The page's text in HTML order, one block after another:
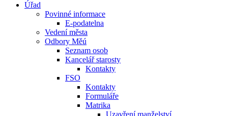
Úřad
Povinné informace
E-podatelna
Vedení města
Odbory Měú
Seznam osob
Kancelář starosty
Kontakty
FSO
Kontakty
Formuláře
Matrika
Uzavření manželství